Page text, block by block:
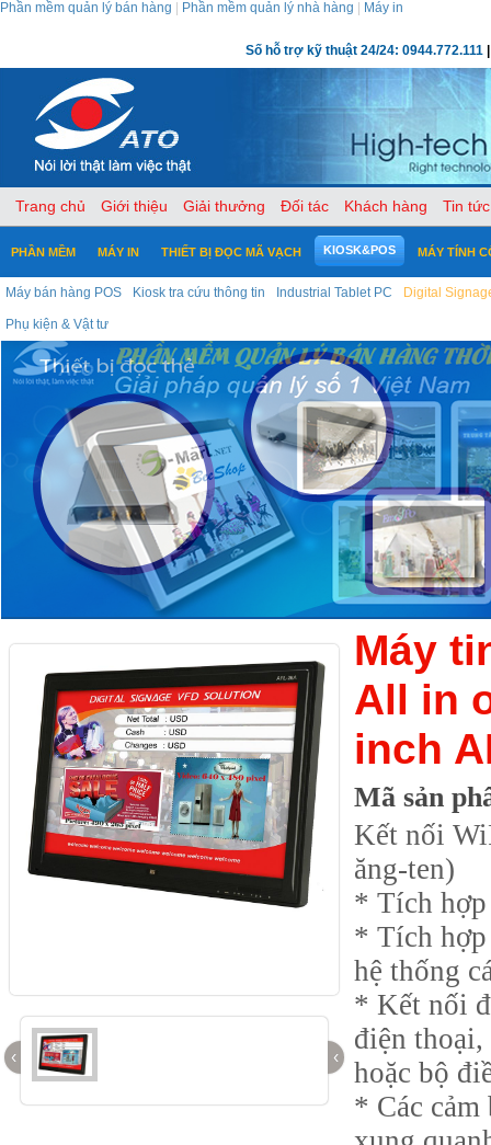
Phần mềm quản lý bán hàng Phần mềm quản lý nhà hàng Máy in
Số hỗ trợ kỹ thuật 24/24: 0944.772.111
Trang chủ Giới thiệu Giải thưởng Đối tác Khách hàng Tin tức
PHẦN MỀM MÁY IN THIẾT BỊ ĐỌC MÃ VẠCH KIOSK&POS
Máy bán hàng POS Kiosk tra cứu thông tin Industrial Tablet PC Digital
Phụ kiện & Vật tư
MÁY TÍNH
‹ ‹
Máy
All in
inch
Mã sản
Kết nối
ăng-ten)
* Tích
* Tích hợp
hệ thống
* Kết nối
điện thoại,
hoặc bộ
* Các cảm